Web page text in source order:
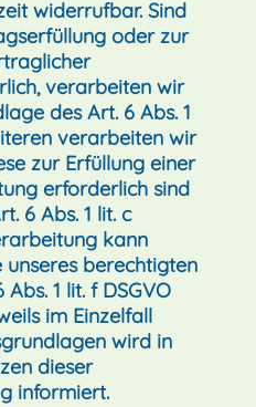
widerrufbar. Sind
oder zur
verarbeiten wir
des Art. 6 Abs. 1
verarbeiten wir
zur Erfüllung einer
erforderlich sind
6 Abs. 1 lit. c
kann
berechtigten
1 lit. f DSGVO
im Einzelfall
wird in
dieser
informiert.